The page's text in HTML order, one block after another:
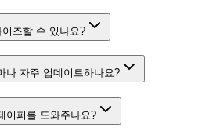
즈할 수 있나요?
나 자주 업데이트하나요?
이퍼를 도와주나요?